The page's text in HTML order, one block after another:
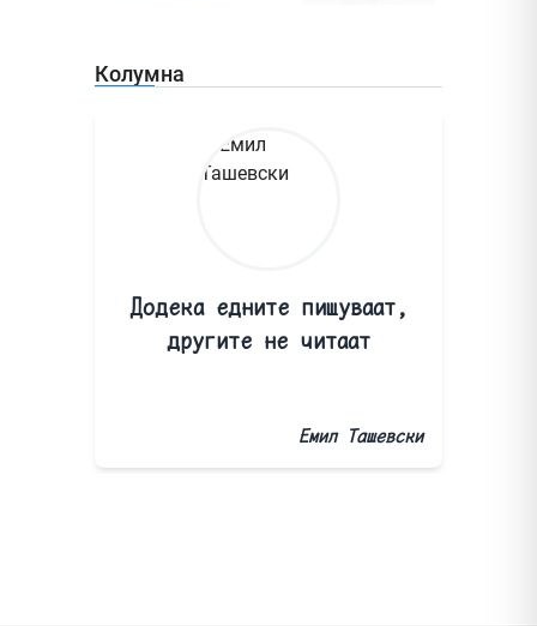
Колумна
Додека едните пишуваат,
другите не читаат
Емил Ташевски